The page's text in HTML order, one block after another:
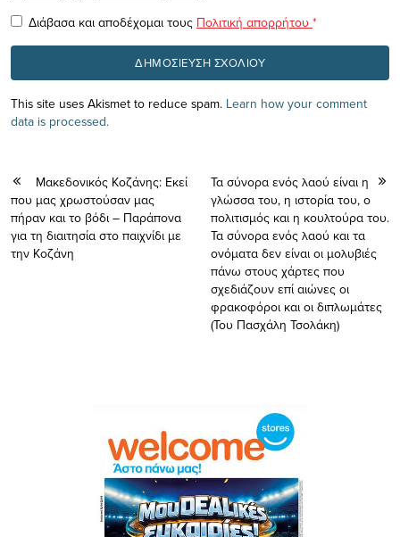
Διάβασα και αποδέχομαι τους Πολιτική απορρήτου *
This site uses Akismet to reduce spam. Learn how your comment
data is processed.
Μακεδονικός Κοζάνης: Εκεί
που μας χρωστούσαν μας
πήραν και το βόδι – Παράπονα
για τη διαιτησία στο παιχνίδι με
την Κοζάνη
Τα σύνορα ενός λαού είναι η
γλώσσα του, η ιστορία του, ο
πολιτισμός και η κουλτούρα του.
Τα σύνορα ενός λαού και τα
ονόματα δεν είναι οι μολυβιές
πάνω στους χάρτες που
σχεδιάζουν επί αιώνες οι
φρακοφόροι και οι διπλωμάτες
(Του Πασχάλη Τσολάκη)